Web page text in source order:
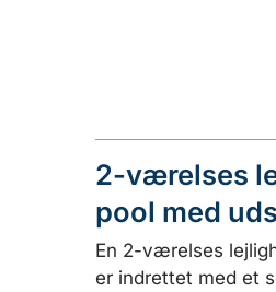
2-værelses
pool med
En 2-værelses
er indrettet med et